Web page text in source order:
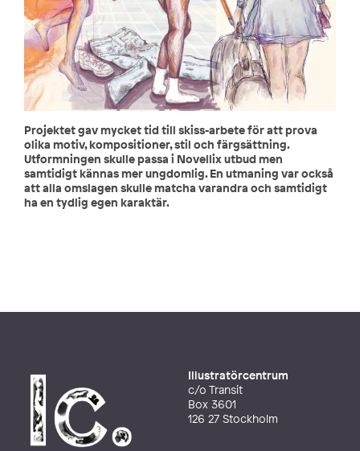
Projektet gav mycket tid till skiss-arbete för att prova
olika motiv, kompositioner, stil och färgsättning.
Utformningen skulle passa i Novellix utbud men
samtidigt kännas mer ungdomlig. En utmaning var också
att alla omslagen skulle matcha varandra och samtidigt
ha en tydlig egen karaktär.
Illustratörcentrum
c/o Transit
Box 3601
126 27 Stockholm